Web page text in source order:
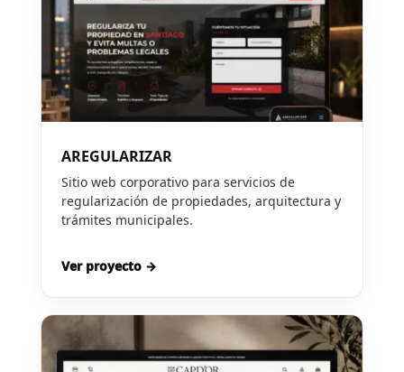
AREGULARIZAR
Sitio web corporativo para servicios de
regularización de propiedades, arquitectura y
trámites municipales.
Ver proyecto →